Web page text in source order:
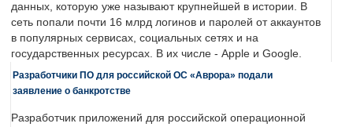
данных, которую уже называют крупнейшей в истории. В
сеть попали почти 16 млрд логинов и паролей от аккаунтов
в популярных сервисах, социальных сетях и на
государственных ресурсах. В их числе - Apple и Google.
Разработчики ПО для российской ОС «Аврора» подали
заявление о банкротстве
Разработчик приложений для российской операционной